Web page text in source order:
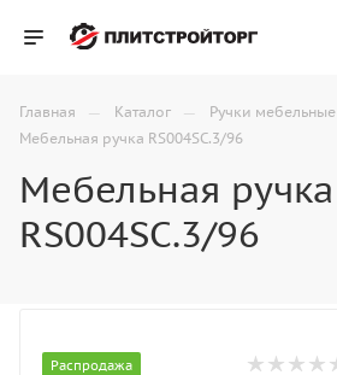
Главная — Каталог — Ручки мебельные
Мебельная ручка RS004SC.3/96
Мебельная ручка
RS004SC.3/96
Распродажа